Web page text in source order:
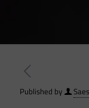
Published by